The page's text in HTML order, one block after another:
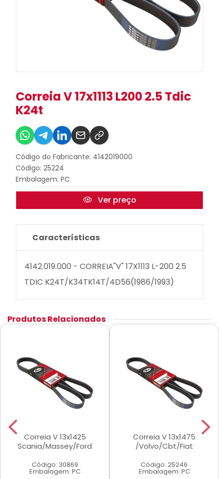
Correia V 17x1113 L200 2.5 Tdic
K24t
Código do Fabricante: 4142019000
Código: 25224
Embalagem: PC
Ver preço
Características
4142.019.000 - CORREIA"V" 17X1113 L-200 2.5
TDIC K24T/K34TK14T/4D56(1986/1993)
Produtos Relacionados
Correia V 13x1425
Scania/Massey/Ford
Código: 30869
Embalagem: PC
Correia V 13x1475
/Volvo/Cbt/Fiat
Código: 25246
Embalagem: PC